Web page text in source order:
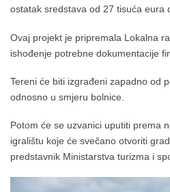
ostatak sredstava od 27 tisuća eura
Ovaj projekt je pripremala Lokalna
ishođenje potrebne dokumentacije
Tereni će biti izgrađeni zapadno od
odnosno u smjeru bolnice.
Potom će se uzvanici uputiti prema
igralištu koje će svečano otvoriti
predstavnik Ministarstva turizma i